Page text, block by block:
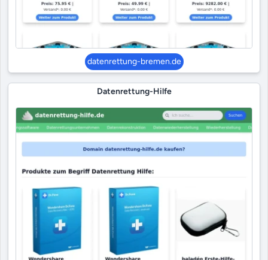
datenrettung-bremen.de
Datenrettung-Hilfe